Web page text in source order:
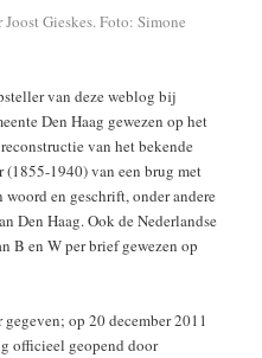
Gieskes. Foto: Simone
van deze weblog bij
Den Haag gewezen op het
van het bekende
1940) van een brug met
en geschrift, onder andere
Den Haag. Ook de Nederlandse
B en W per brief gewezen op
op 20 december 2011
officieel geopend door